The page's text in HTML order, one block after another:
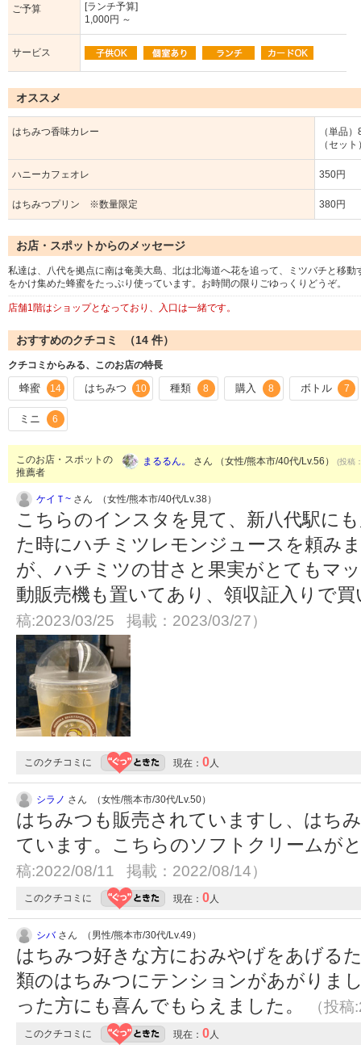
ご予算
[ランチ予算]
1,000円 ～
サービス
オススメ
はちみつ香味カレー
（単品
（セッ
ハニーカフェオレ 350円
はちみつプリン ※数量限定 380円
お店・スポットからのメッセージ
私達は、八代を拠点に南は奄美大島、北は北海道へ花を追って、ミツバチと移
をかけ集めた蜂蜜をたっぷり使っています。お時間の限りごゆっくりどうぞ。
店舗1階はショップとなっており、入口は一緒です。
おすすめのクチコミ （14 件）
クチコミからみる、このお店の特長
蜂蜜 14 はちみつ 10 種類 8 購入 8 ボトル 7
ミニ 6
このお店・スポットの
推薦者
まるるん。 さん （女性/熊本市/40代/Lv.56） (投稿
ケイＴ~ さん （女性/熊本市/40代/Lv.38）
こちらのインスタを見て、新八代駅に
た時にハチミツレモンジュースを頼み
が、ハチミツの甘さと果実がとてもマ
動販売機も置いてあり、領収証入りで
稿:2023/03/25 掲載：2023/03/27）
このクチコミに 現在： 0人
シラノ さん （女性/熊本市/30代/Lv.50）
はちみつも販売されていますし、はち
ています。こちらのソフトクリームが
稿:2022/08/11 掲載：2022/08/14）
このクチコミに 現在： 0人
シバさん （男性/熊本市/30代/Lv.49）
はちみつ好きな方におみやげをあげる
類のはちみつにテンションがあがりま
った方にも喜んでもらえました。
（投
このクチコミに 現在： 0人